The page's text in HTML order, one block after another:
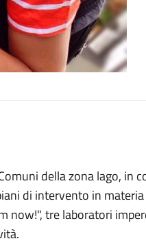
della zona lago, in
di intervento in
now!", tre laboratori